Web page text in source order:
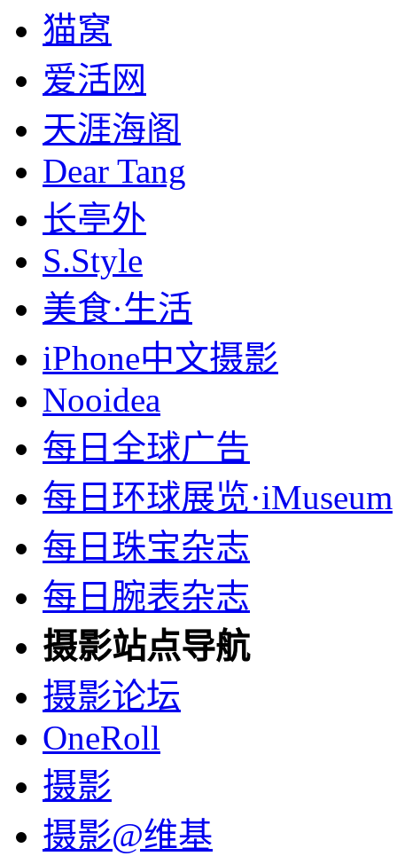
猫窝
爱活网
天涯海阁
Dear Tang
长亭外
S.Style
美食·生活
iPhone中文摄影
Nooidea
每日全球广告
每日环球展览·iMuseum
每日珠宝杂志
每日腕表杂志
摄影站点导航
摄影论坛
OneRoll
摄影
摄影@维基